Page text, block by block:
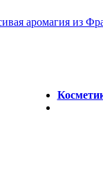
аромагия из